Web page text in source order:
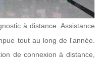
à distance. Assistance
tout au long de l'année.
de connexion à distance,